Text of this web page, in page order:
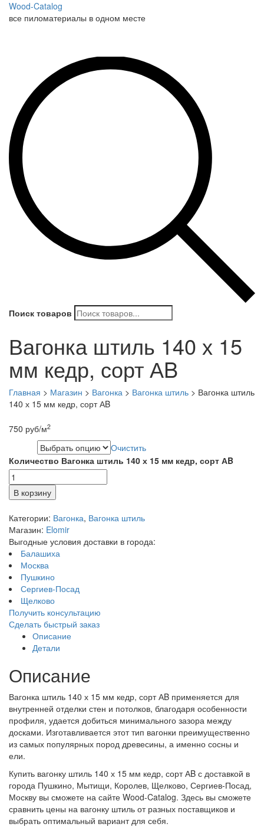
Wood-Catalog
все пиломатериалы в одном месте
Поиск товаров
Вагонка штиль 140 х 15
мм кедр, сорт АB
Главная > Магазин > Вагонка > Вагонка штиль > Вагонка штиль
140 х 15 мм кедр, сорт АB
750 руб/м2
Очистить
Количество Вагонка штиль 140 х 15 мм кедр, сорт АB
В корзину
Категории: Вагонка, Вагонка штиль
Магазин: Elomir
Выгодные условия доставки в города:
Балашиха
Москва
Пушкино
Сергиев-Посад
Щелково
Получить консультацию
Сделать быстрый заказ
Описание
Детали
Описание
Вагонка штиль 140 х 15 мм кедр, сорт АB применяется для
внутренней отделки стен и потолков, благодаря особенности
профиля, удается добиться минимального зазора между
досками. Изготавливается этот тип вагонки преимущественно
из самых популярных пород древесины, а именно сосны и
ели.
Купить вагонку штиль 140 х 15 мм кедр, сорт АB с доставкой в
города Пушкино, Мытищи, Королев, Щелково, Сергиев-Посад,
Москву вы сможете на сайте Wood-Catalog. Здесь вы сможете
сравнить цены на вагонку штиль от разных поставщиков и
выбрать оптимальный вариант для себя.